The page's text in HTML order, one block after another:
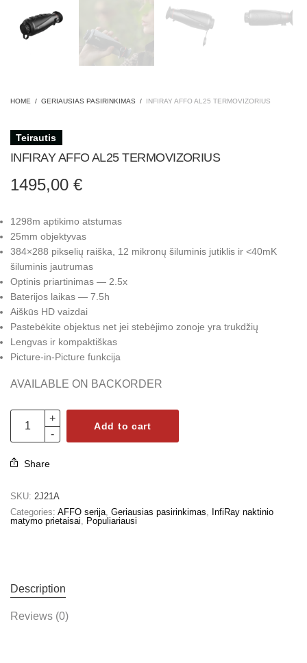
HOME / GERIAUSIAS PASIRINKIMAS / INFIRAY AFFO AL25 TERMOVIZORIUS
Teirautis
INFIRAY AFFO AL25 TERMOVIZORIUS
1495,00€
1298m aptikimo atstumas
25mm objektyvas
384×288 pikselių raiška, 12 mikronų šiluminis jutiklis ir <40mK
šiluminis jautrumas
Optinis priartinimas — 2.5x
Baterijos laikas — 7.5h
Aiškūs HD vaizdai
Pastebėkite objektus net jei stebėjimo zonoje yra trukdžių
Lengvas ir kompaktiškas
Picture-in-Picture funkcija
AVAILABLE ON BACKORDER
Add to cart
Share
SKU: 2J21A
Categories: AFFO serija Geriausias pasirinkimas
InfiRay naktinio
matymo prietaisai
Populiariausi
Description
Reviews (0)